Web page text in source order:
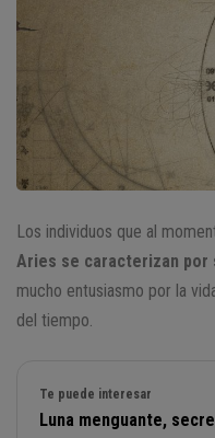
Los individuos que al
Aries se caracterizan
mucho entusiasmo por la
del tiempo.
Te puede interesar
Luna menguante,